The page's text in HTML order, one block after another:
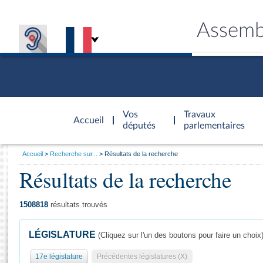
Accueil
d'accueil
Vos
députés
Travaux
parlementaires
Général
Vous
Accueil Recherche sur... Résultats de la recherche
Résultats de la recherche
1508818 résultats trouvés
LÉGISLATURE (Cliquez sur l'un des boutons pour faire un choix)
17e législature Précédentes législatures (X)